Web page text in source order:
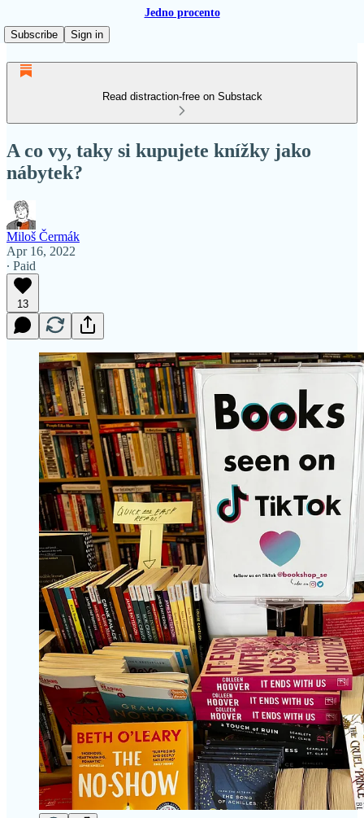
Jedno procento
Subscribe
Sign in
Read distraction-free on Substack
A co vy, taky si kupujete knížky jako
nábytek?
Miloš Čermák
Apr 16, 2022
∙ Paid
13